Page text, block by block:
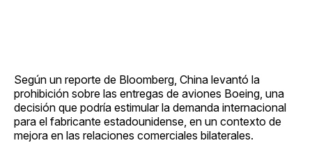
Según un reporte de Bloomberg, China levantó la
prohibición sobre las entregas de aviones Boeing, una
decisión que podría estimular la demanda internacional
para el fabricante estadounidense, en un contexto de
mejora en las relaciones comerciales bilaterales.